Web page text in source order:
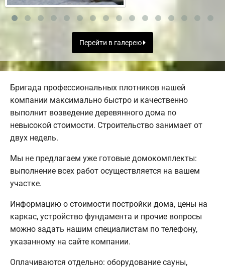
Перейти в галерею
Бригада профессиональных плотников нашей
компании максимально быстро и качественно
выполнит возведение деревянного дома по
невысокой стоимости. Строительство занимает от
двух недель.
Мы не предлагаем уже готовые домокомплекты:
выполнение всех работ осуществляется на вашем
участке.
Информацию о стоимости постройки дома, цены на
каркас, устройство фундамента и прочие вопросы
можно задать нашим специалистам по телефону,
указанному на сайте компании.
Оплачиваются отдельно: оборудование сауны,